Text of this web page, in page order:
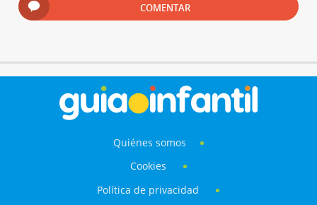
COMENTAR
Quiénes somos
Cookies
Política de privacidad